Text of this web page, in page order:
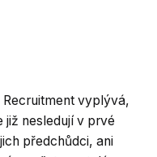
vyplývá,
již nesledují v prvé
předchůdci, ani